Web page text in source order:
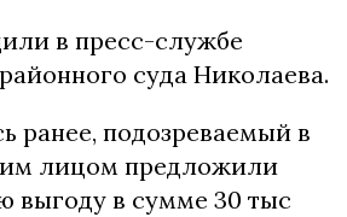
в пресс-службе
суда Николаева.
ранее, подозреваемый в
лицом предложили
выгоду в сумме 30 тыс